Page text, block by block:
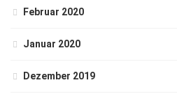
Februar 2020
Januar 2020
Dezember 2019